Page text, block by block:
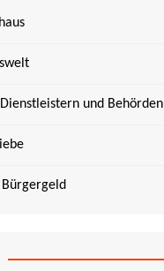
und Behörden